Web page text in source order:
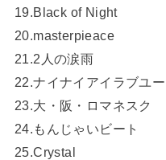
19.Black of Night
20.masterpieace
21.2人の涙雨
22.ナイナイアイラブユー
23.大・阪・ロマネスク
24.もんじゃいビート
25.Crystal